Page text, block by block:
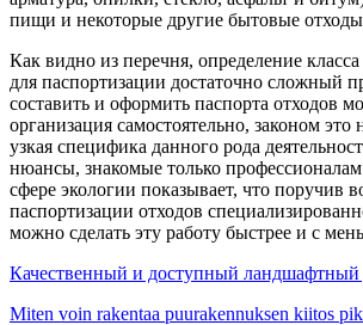
пищи и некоторые другие бытовые
Как видно из перечня, определение
для паспортизации достаточно сложный
составить и оформить паспорта отходов
организация самостоятельно, законом это
узкая специфика данного рода
нюансы, знакомые только
сфере экологии показывает, что поручив
паспортизации отходов
можно сделать эту работу быстрее и с
Качественный и доступный ландшафтный
Miten voin rakentaa puurakennuksen kiitos